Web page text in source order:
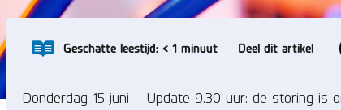
Geschatte leestijd: < 1 minuut Deel dit artikel
Donderdag 15 juni – Update 9.30 uur: de storing is